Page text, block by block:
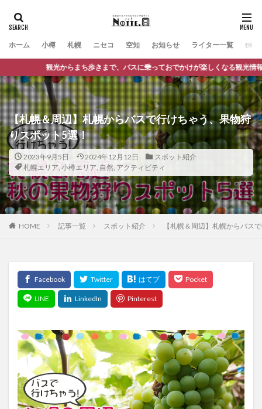
ホーム 小樽 札幌 ニセコ 空知 お知らせ ライター一覧
歩きまで、バスに乗っておでかけが楽しくなる観光情報サイト
【札幌＆周辺】札幌からバスで行けちゃう、果物狩
りスポット5選！
2023年9月5日 2024年12月12日
スポット紹介
札幌エリア, 小樽エリア, 自然, アクティビティ
HOME 記事一覧 スポット紹介 【札幌＆周辺】札幌からバス